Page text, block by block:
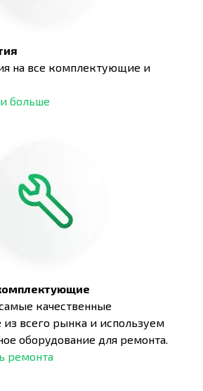
на все комплектующие и
больше
качественные
всего рынка и используем
оборудование для ремонта.
ремонта